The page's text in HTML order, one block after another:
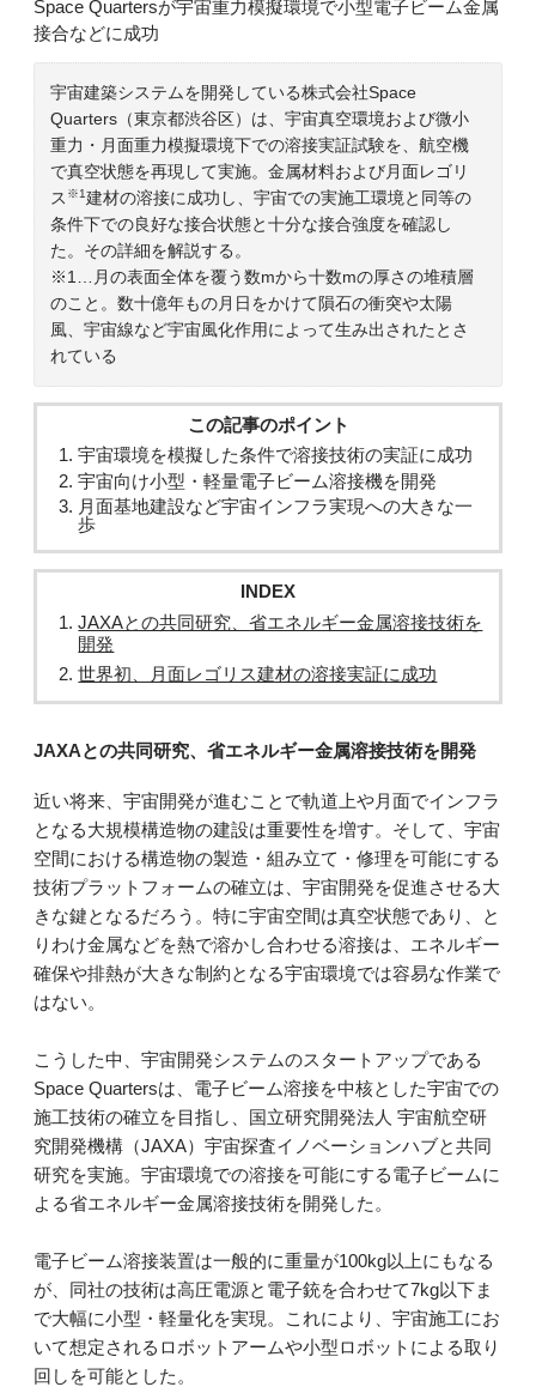
Space Quartersが宇宙重力模擬環境で小型電子ビーム金属
接合などに成功
宇宙建築システムを開発している株式会社Space
Quarters（東京都渋谷区）は、宇宙真空環境および微小
重力・月面重力模擬環境下での溶接実証試験を、航空機
で真空状態を再現して実施。金属材料および月面レゴリ
ス ※1建材の溶接に成功し、宇宙での実施工環境と同等の
条件下での良好な接合状態と十分な接合強度を確認し
た。その詳細を解説する。
※1…月の表面全体を覆う数mから十数mの厚さの堆積層
のこと。数十億年もの月日をかけて隕石の衝突や太陽
風、宇宙線など宇宙風化作用によって生み出されたとさ
れている
この記事のポイント
宇宙環境を模擬した条件で溶接技術の実証に成功
宇宙向け小型・軽量電子ビーム溶接機を開発
月面基地建設など宇宙インフラ実現への大きな一
歩
INDEX
JAXAとの共同研究、省エネルギー金属溶接技術を
開発
世界初、月面レゴリス建材の溶接実証に成功
JAXAとの共同研究、省エネルギー金属溶接技術を開発
近い将来、宇宙開発が進むことで軌道上や月面でインフラ
となる大規模構造物の建設は重要性を増す。そして、宇宙
空間における構造物の製造・組み立て・修理を可能にする
技術プラットフォームの確立は、宇宙開発を促進させる大
きな鍵となるだろう。特に宇宙空間は真空状態であり、と
りわけ金属などを熱で溶かし合わせる溶接は、エネルギー
確保や排熱が大きな制約となる宇宙環境では容易な作業で
はない。
こうした中、宇宙開発システムのスタートアップである
Space Quartersは、電子ビーム溶接を中核とした宇宙での
施工技術の確立を目指し、国立研究開発法人 宇宙航空研
究開発機構（JAXA）宇宙探査イノベーションハブと共同
研究を実施。宇宙環境での溶接を可能にする電子ビームに
よる省エネルギー金属溶接技術を開発した。
電子ビーム溶接装置は一般的に重量が100kg以上にもなる
が、同社の技術は高圧電源と電子銃を合わせて7kg以下ま
で大幅に小型・軽量化を実現。これにより、宇宙施工にお
いて想定されるロボットアームや小型ロボットによる取り
回しを可能とした。